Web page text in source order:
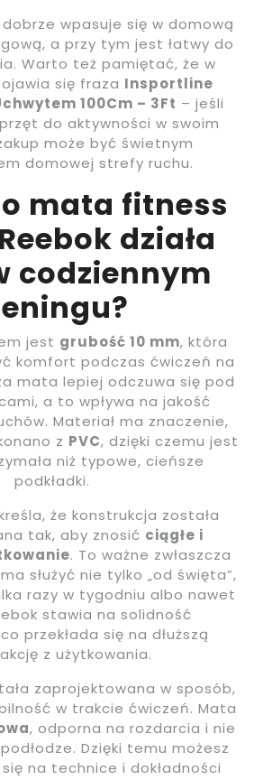
wpasuje się w domową
a przy tym jest łatwy do
Warto też pamiętać, że w
się fraza Insportline
100Cm – 3Ft – jeśli
do aktywności w swoim
może być świetnym
domowej strefy ruchu.
mata fitness
działa
codziennym
jest grubość 10 mm, która
komfort podczas ćwiczeń na
mata lepiej odczuwa się pod
a to wpływa na jakość
Materiał ma znaczenie,
z PVC, dzięki czemu jest
niż typowe, cieńsze
podkładki.
że konstrukcja została
tak, aby znosić ciągłe i
. To ważne zwłaszcza
służyć nie tylko „od święta”,
razy w tygodniu albo nawet
stawia na solidność
przekłada się na dłuższą
z użytkowania.
zaprojektowana w sposób,
w trakcie ćwiczeń. Mata
, odporna na rozdarcia i nie
Dzięki temu możesz
na technice i dokładności